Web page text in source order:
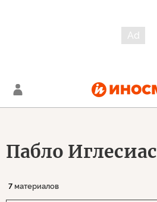
Пабло Иглесиас
7 материалов